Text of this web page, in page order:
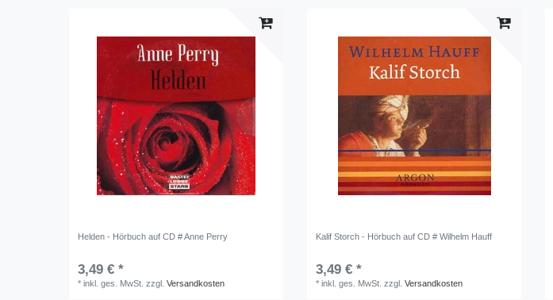
Helden - Hörbuch auf CD # Anne Perry
3,49 € *
*inkl. ges. MwSt. zzgl.Versandkosten
Kalif Storch - Hörbuch auf CD # Wilhelm Hauff
3,49 € *
*inkl. ges. MwSt. zzgl.Versandkosten